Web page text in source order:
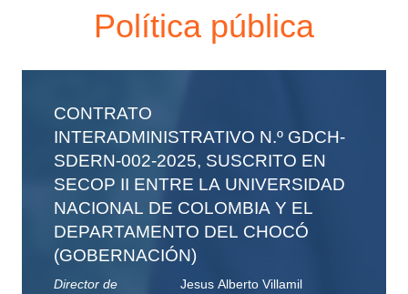
Política pública
CONTRATO
INTERADMINISTRATIVO N.º GDCH-
SDERN-002-2025, SUSCRITO EN
SECOP II ENTRE LA UNIVERSIDAD
NACIONAL DE COLOMBIA Y EL
DEPARTAMENTO DEL CHOCÓ
(GOBERNACIÓN)
Director de
Jesus Alberto Villamil